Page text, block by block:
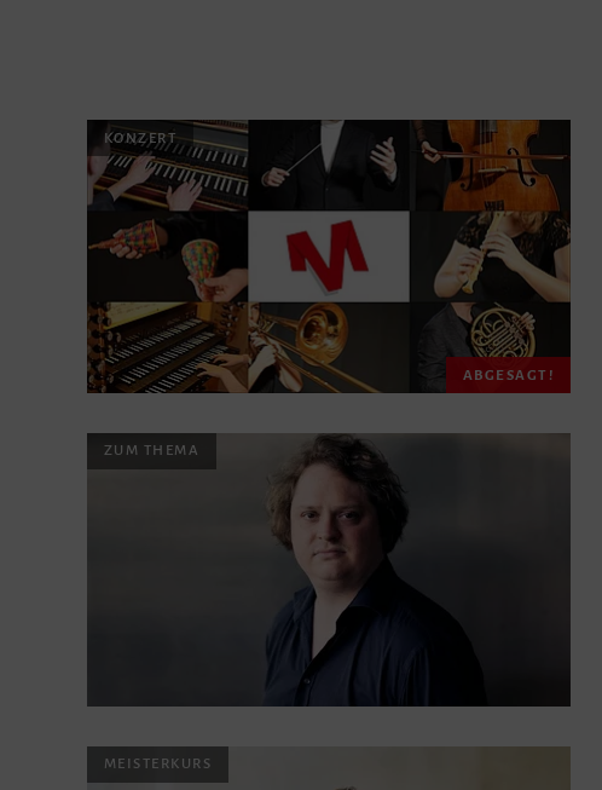
KONZERT
ABGESAGT!
ZUM THEMA
MEISTERKURS